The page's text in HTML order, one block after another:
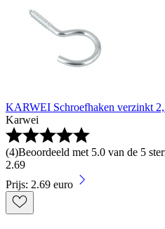
KARWEI Schroefhaken verzinkt
Karwei
(4)Beoordeeld met 5.0 van de 5
2.69
Prijs: 2.69 euro